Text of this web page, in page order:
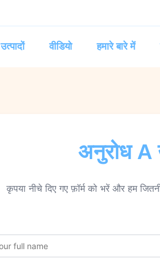
उत्पादों वीडियो हमारे बारे में
अनुरोध A
कृपया नीचे दिए गए फ़ॉर्म को भरें और हम